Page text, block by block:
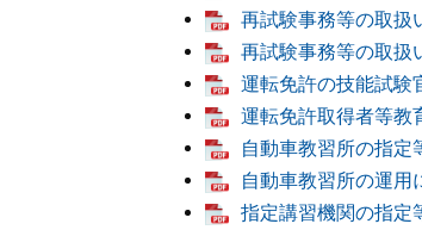
再試験事務等の取扱
再試験事務等の取扱
運転免許の技能試験
運転免許取得者等教
自動車教習所の指定
自動車教習所の運用
指定講習機関の指定